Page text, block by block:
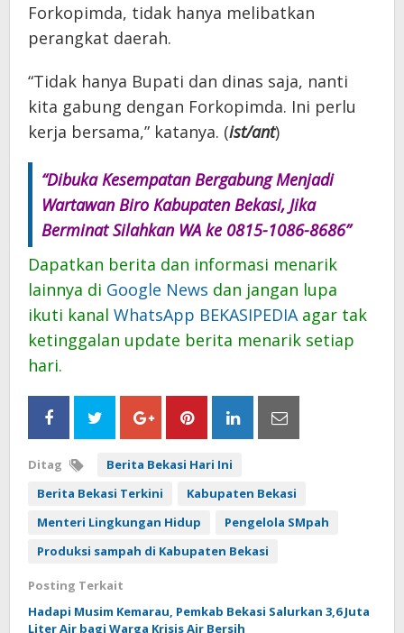
Forkopimda, tidak hanya melibatkan
perangkat daerah.
“Tidak hanya Bupati dan dinas saja, nanti
kita gabung dengan Forkopimda. Ini perlu
kerja bersama,” katanya. (ist/ant)
“Dibuka Kesempatan Bergabung Menjadi
Wartawan Biro Kabupaten Bekasi, Jika
Berminat Silahkan WA ke 0815-1086-8686”
Dapatkan berita dan informasi menarik
lainnya di Google News dan jangan lupa
ikuti kanal WhatsApp BEKASIPEDIAagar tak
ketinggalan update berita menarik setiap
hari.
Ditag
Berita Bekasi Hari Ini
Berita Bekasi Terkini
Kabupaten Bekasi
Menteri Lingkungan Hidup
Pengelola SMpah
Produksi sampah di Kabupaten Bekasi
Posting Terkait
Hadapi Musim Kemarau, Pemkab Bekasi Salurkan 3,6 Juta
Liter Air bagi Warga Krisis Air Bersih